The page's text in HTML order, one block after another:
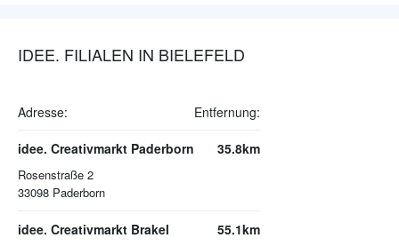
IDEE. FILIALEN IN BIELEFELD
Adresse: Entfernung:
idee. Creativmarkt Paderborn
Rosenstraße 2
33098 Paderborn
35.8km
idee. Creativmarkt Brakel 55.1km